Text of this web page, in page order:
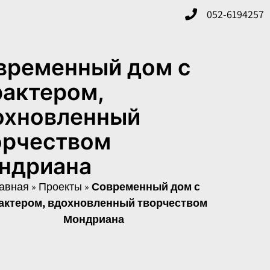
052-6194257
дом с
» Проекты » Современный дом с
вдохновленный творчеством
Мондриана